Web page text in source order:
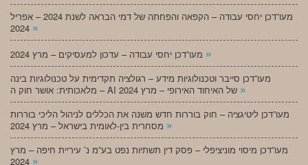
מעו”דכן יחסי עבודה – הקפאה והפחתה של דמי הבראה לשנת 2024 – אפריל
»
»
מעו”דכן סייבר וטכנולוגיות מידע – רגולציה תקדימית על טכנולוגיות בינה
»
מעו”דכן ליטיגציה – חוק בוררות חדש משנה את הכללים לניהול הליכי בוררות
»
מעו”דכן מיסוי מוניציפלי – פסק דין תשתיות נפט בע”מ נ’ עיריית חיפה – מרץ
»